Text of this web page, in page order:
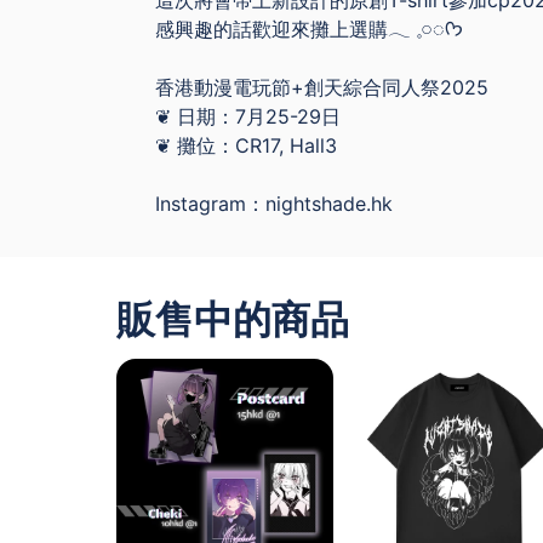
感興趣的話歡迎來攤上選購𓂃 𓈒𓏸◌‬ᡣ𐭩
香港動漫電玩節+創天綜合同人祭2025
❦ 日期：7月25-29日
❦ 攤位：CR17, Hall3
Instagram：nightshade.hk
販售中的商品